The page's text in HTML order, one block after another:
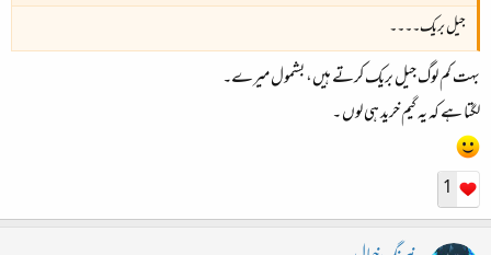
جیل بریک۔۔۔۔
بہت کم لوگ جیل بریک کرتے ہیں، بشمول میرے۔
لگتا ہے کہ یہ گیم خرید ہی لوں ۔
1